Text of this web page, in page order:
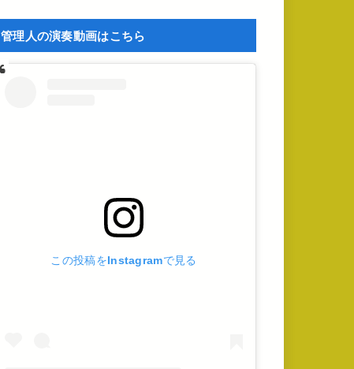
管理人の演奏動画はこちら
この投稿をInstagramで見る